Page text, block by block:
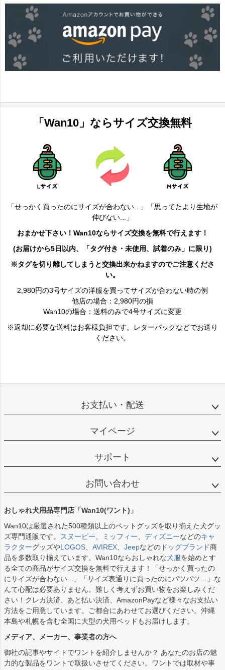
「Wan10」ならサイズ交換無料
「せっかく買ったのにサイズが合わない...」「思ってたより生地が
伸びない...」
おまかせ下さい！Wan10ならサイズ交換を無料で行えます！
(お届けから5日以内、「タグ付き・未使用、試着のみ」に限り)
※タグを切り離してしまうと交換出来かねますのでご注意くださ
い。
2,980円の3号サイズの洋服を買ってサイズが合わない時の例
他店の場合：2,980円の損
Wan10の場合：送料のみで4号サイズに変更
※返却に必要な送料はお客様負担です。レターパックなどでお送り
ください。
お支払い・配送
マイページ
サポート
お問い合わせ
おしゃれ犬用品専門店「Wan10(ワント)」
Wan10は厳選された500種類以上のペットグッズを取り揃えた犬グッ
ズ専門通販です。
スヌーピー ミッフィー ディズニーなどのキャ
ラクターグッズやLOGOS AVIREX Jeepなどの ドッグブランド商
品を多数取り揃えています。Wan10ならおしゃれな犬服を始めとす
る全ての商品がサイズ交換を無料で行えます！「せっかく買ったの
にサイズが合わない...」「サイズ表通りに買ったのにパツパツ…」な
んて心配は必要ありません。難しく考えずお買い物をお楽しみくだ
さい！クレカ決済、あと払い決済、AmazonPayなど様々なお支払い
方法をご用意しています。ご都合にあわせてお選びください。沖縄
本島や札幌を含む全国に大型の犬用ベッドもお届けします。
メディア、メーカー、事業者の方へ
御社の記事やサイトでワントを紹介しませんか？ あなたのお店の魅
力的な製品をワントで取扱いさせてください。ワントでは取材や事